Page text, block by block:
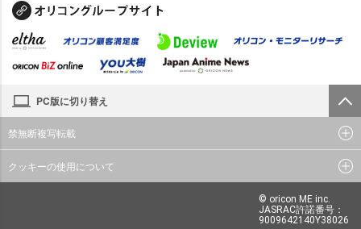
PC版に切り替え
禁無断複写転載
クッキーの使用について
© oricon ME inc.
JASRAC許諾番号：
9009642140Y38026